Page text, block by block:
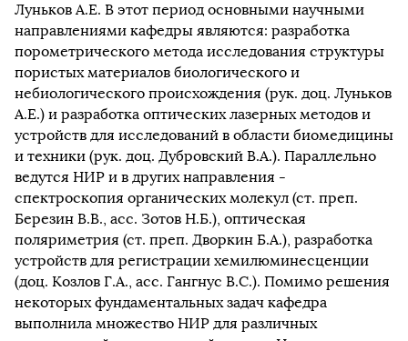
Луньков А.Е. В этот период основными научными
направлениями кафедры являются: разработка
порометрического метода исследования структуры
пористых материалов биологического и
небиологического происхождения (рук. доц. Луньков
А.Е.) и разработка оптических лазерных методов и
устройств для исследований в области биомедицины
и техники (рук. доц. Дубровский В.А.). Параллельно
ведутся НИР и в других направления -
спектроскопия органических молекул (ст. преп.
Березин В.В., асс. Зотов Н.Б.), оптическая
поляриметрия (ст. преп. Дворкин Б.А.), разработка
устройств для регистрации хемилюминесценции
(доц. Козлов Г.А., асс. Гангнус В.С.). Помимо решения
некоторых фундаментальных задач кафедра
выполнила множество НИР для различных